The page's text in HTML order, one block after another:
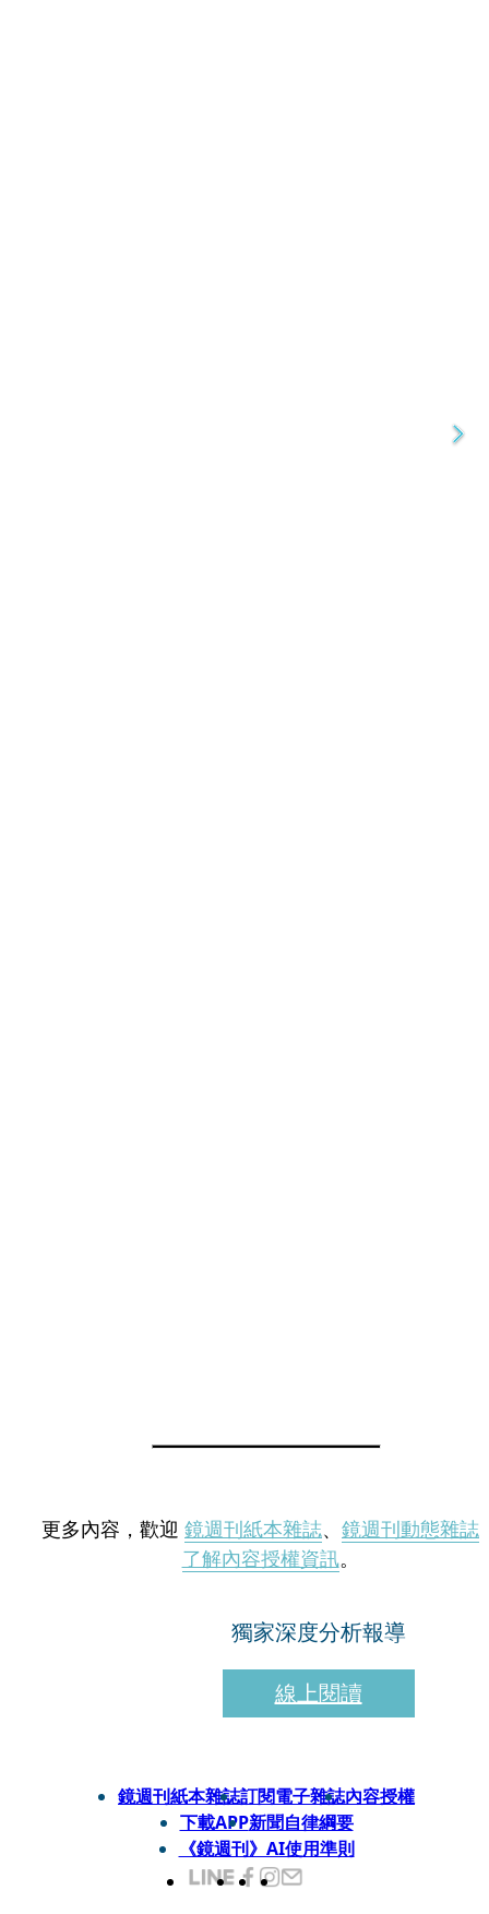
更多內容，歡迎 鏡週刊紙本雜誌、 鏡週刊動態雜誌
了解內容授權資訊。
獨家深度分析報導
線上閱讀
鏡週刊紙本雜誌訂閱電子雜誌內容授權
下載APP新聞自律綱要
《鏡週刊》AI使用準則